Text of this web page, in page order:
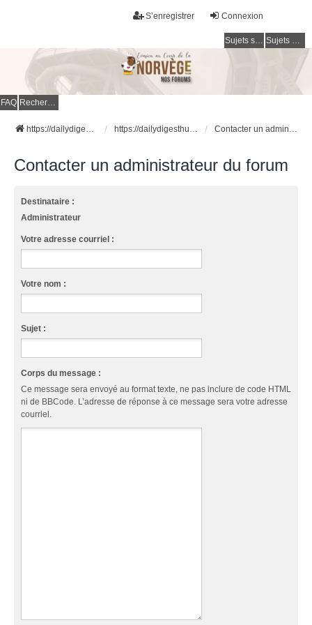
Connexion
S’enregistrer
Sujets sans réponse Sujets actifs
FAQ Rechercher
https://dailydigesthub.com https://dailydigesthub.com Contacter un administrateur du forum
Contacter un administrateur du forum
Destinataire :
Administrateur
Votre adresse courriel :
Votre nom :
Sujet :
Corps du message :
Ce message sera envoyé au format texte, ne pas inclure de code HTML
ni de BBCode. L’adresse de réponse à ce message sera votre adresse
courriel.